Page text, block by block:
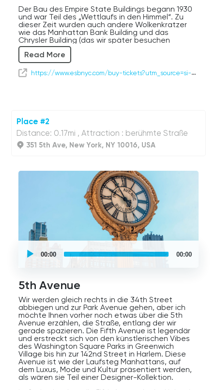
Der Bau des Empire State Buildings begann 1930
und war Teil des „Wettlaufs in den Himmel“. Zu
dieser Zeit wurden auch andere Wolkenkratzer
wie das Manhattan Bank Building und das
Chrysler Building (das wir später besuchen
werden) gebaut.
Das architektonische Design wurde der Firma des
Architekten William Lamb anvertraut, dessen
Meilensteine einen einfachen, aber
die einen atemberaubenden Panoramablick auf
New York und seine wichtigsten
Sehenswürdigkeiten bietet, einschließlich des
Central Parks, der Freiheitsstatue und der
Brooklyn Bridge.
dem Aufzug weitere 16 Etagen hinauffahren und
die 102. Etage für ein intimeres Erlebnis besuchen.
Ich schlage vor, Ihr Geld für einen der beiden
empfohlenen Aussichtspunkte auf dieser Tour zu
sparen, entweder das Empire State Building oder
das Chrysler Building—mindestens eines ist ein
Muss. Beachten Sie, dass die Preise je nach
Saison variieren können.
Das Empire State Building war nicht nur ein
Wolkenkratzer; es war ein kulturelles Phänomen.
Menschen kamen aus der ganzen Welt, um seine
fahren. Es wird gesagt, dass die Aussicht von
oben so atemberaubend war, dass sie einmal
jemanden von Höhenangst geheilt hat. Das
Gebäude diente als Kulisse für zahllose ikonische
Filme wie King Kong, Spider-Man, The Avengers,
Independence Day und Schlaflos in Seattle.
Während des Zweiten Weltkriegs wurden die
Lichter des Gebäudes gedimmt, um Strom zu
sparen, aber es wurden dennoch patriotische
Morsecode-Nachrichten gesendet, um die Moral
der Soldaten zu stärken. Ja, ein Wolkenkratzer,
der auch ein Patriot ist.
Read More
https://www.esbnyc.com/buy-tickets?utm_source=si-google&utm_medium=si-cpc&utm_campaign=si-core-brand&utm_content=si-brand-researchers&gad_source=1&gcl
Place #2
Distance: 0.17mi , Attraction : berühmte Straße
351 5th Ave, New York, NY 10016, USA
UCPlaces
self
guided
Player
00:00 00:00
5th Avenue
Wir werden gleich rechts in die 34th Street
abbiegen und zur Park Avenue gehen, aber ich
möchte Ihnen vorher noch etwas über die 5th
Avenue erzählen, die Straße, entlang der wir
gerade spazieren. Die Fifth Avenue ist legendär
und erstreckt sich von den künstlerischen Vibes
des Washington Square Parks in Greenwich
Village bis hin zur 142nd Street in Harlem. Diese
Avenue ist wie der Laufsteg Manhattans, auf
dem Luxus, Mode und Kultur präsentiert werden,
als wären sie Teil einer Designer-Kollektion.